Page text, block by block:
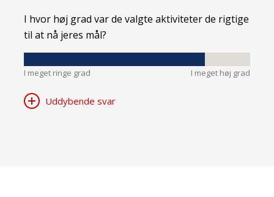
I hvor høj grad var de valgte aktiviteter de rigtige
til at nå jeres mål?
I meget ringe grad I meget høj grad
Uddybende svar